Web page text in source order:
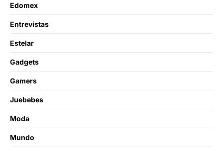
Edomex
Entrevistas
Estelar
Gadgets
Gamers
Juebebes
Moda
Mundo